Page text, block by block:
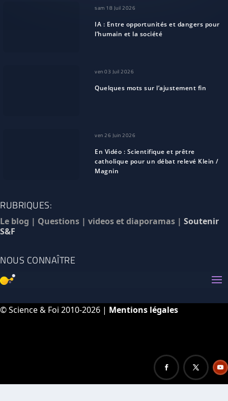
sam 18 Juil 2026
IA : Entre opportunités et dangers pour
l’humain et la société
ven 03 Juil 2026
Quelques mots sur l’ajustement fin
ven 26 Juin 2026
En Vidéo : Scientifique et prêtre
catholique pour un débat relevé Klein /
Magnin
RUBRIQUES:
Le blog | Questions | videos et diaporamas | Soutenir
S&F
NOUS CONNAÎTRE
© Science & Foi 2010-2026 | Mentions légales